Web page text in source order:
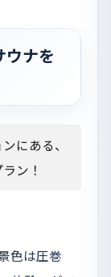
ナを
にある、
ン！
色は圧巻